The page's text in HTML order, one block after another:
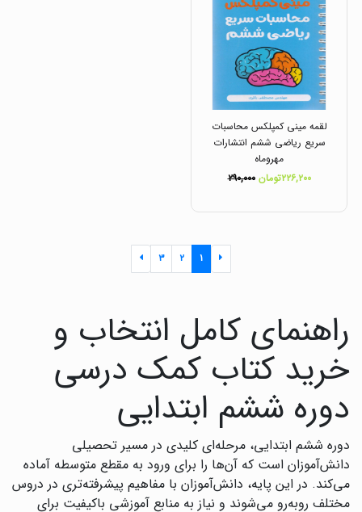
لقمه مینی کمپلکس محاسبات
سریع ریاضی ششم انتشارات
مهروماه
۲۲۶,۲۰۰تومان
۲۹۰,۰۰۰
۱ ۲ ۳
راهنمای کامل انتخاب و
خرید کتاب کمک درسی
دوره ششم ابتدایی
دوره ششم ابتدایی، مرحله‌ای کلیدی در مسیر تحصیلی
دانش‌آموزان است که آن‌ها را برای ورود به مقطع متوسطه آماده
می‌کند. در این پایه، دانش‌آموزان با مفاهیم پیشرفته‌تری در دروس
مختلف روبه‌رو می‌شوند و نیاز به منابع آموزشی باکیفیت برای